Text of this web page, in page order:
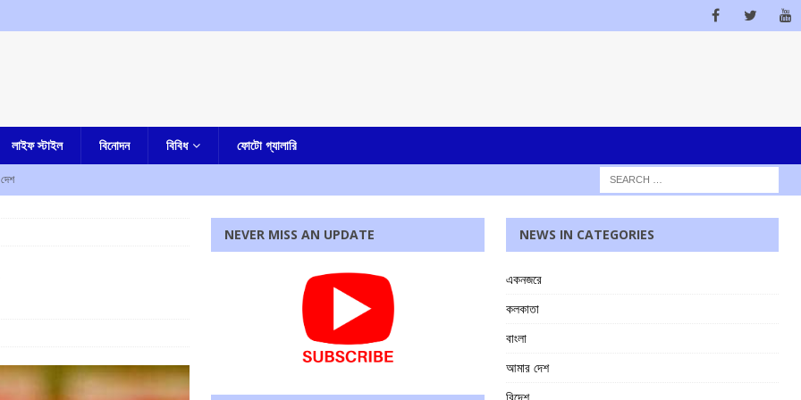
লাইফ স্টাইল বিনোদন বিবিধ ফোটো গ্যালারি
অবস্থান বিক্ষোভ
বিরুদ্ধে শ্লীলতাহানির অভিযোগ প্রত্যাহার করলেন টলিপাড়ার মেকআপ আর্টিস্ট, ফেসবুক পোস্টে দিলেন সাফাই
স্বামীর মৃত্যু, চাঞ্চল্য
উত্তেজনা ডোমজুর এলাকায়..
NEVER MISS AN UPDATE NEWS IN CATEGORIES
একনজরে
কলকাতা
বাংলা
আমার দেশ